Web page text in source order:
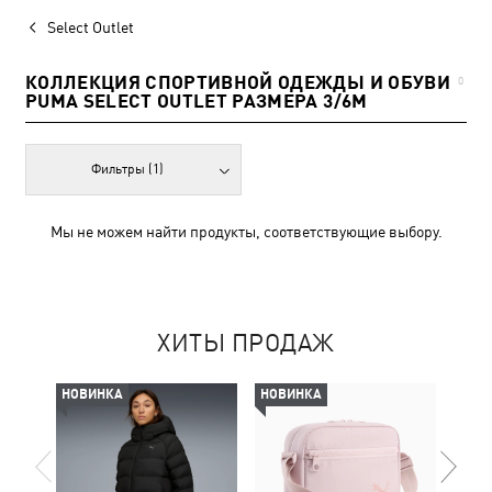
Select Outlet
КОЛЛЕКЦИЯ СПОРТИВНОЙ ОДЕЖДЫ И ОБУВИ
PUMA SELECT OUTLET РАЗМЕРА 3/6M
0
Фильтры (1)
Мы не можем найти продукты, соответствующие выбору.
ХИТЫ ПРОДАЖ
НОВИНКА НОВИНКА